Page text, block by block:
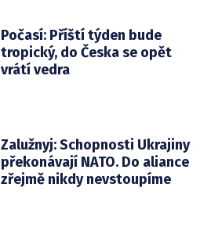
Počasí: Příští týden bude
tropický, do Česka se opět
vrátí vedra
Zalužnyj: Schopnosti Ukrajiny
překonávají NATO. Do aliance
zřejmě nikdy nevstoupíme